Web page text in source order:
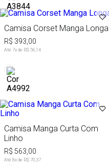
Camisa Corset Manga Longa
R$ 393,00
Até 7x de R$ 56,14
Camisa Manga Curta Com
Linho
R$ 563,00
Até 8x de R$ 70,37